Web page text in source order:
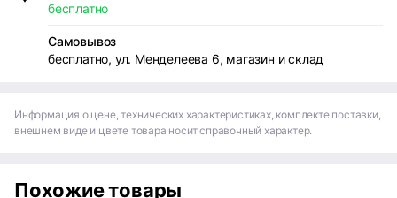
бесплатно
Самовывоз
бесплатно, ул. Менделеева 6, магазин и склад
Информация о цене, технических характеристиках, комплекте поставки,
внешнем виде и цвете товара носит справочный характер.
Похожие товары